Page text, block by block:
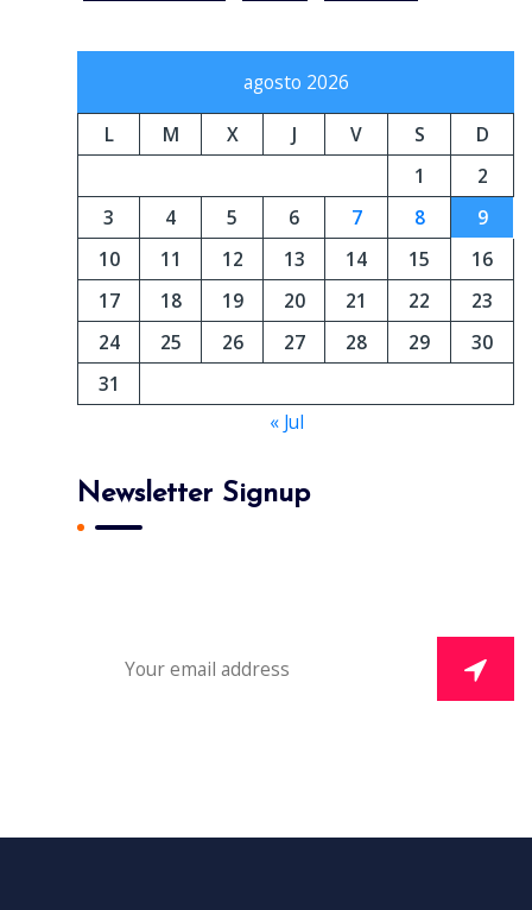
agosto 2026
L
M X J V S
D
1
2
3
4 5 6 7 8
9
10
11 12 13 14 15
16
17
18 19 20 21 22
23
24
25 26 27 28 29
30
31
« Jul
Newsletter Signup